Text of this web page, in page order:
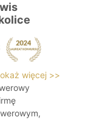
więcej >>